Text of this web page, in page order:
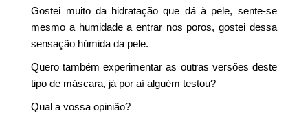
Gostei muito da hidratação que dá à pele, sente-se
mesmo a humidade a entrar nos poros, gostei dessa
sensação húmida da pele.
Quero também experimentar as outras versões deste
tipo de máscara, já por aí alguém testou?
Qual a vossa opinião?